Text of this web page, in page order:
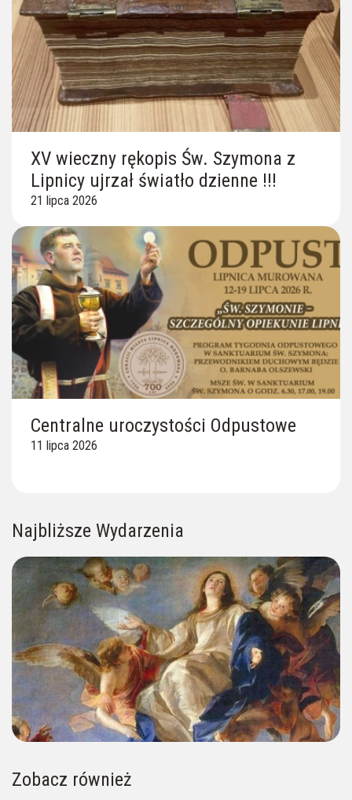
XV wieczny rękopis Św. Szymona z
Lipnicy ujrzał światło dzienne !!!
21 lipca 2026
Centralne uroczystości Odpustowe
11 lipca 2026
Najbliższe Wydarzenia
Zobacz również